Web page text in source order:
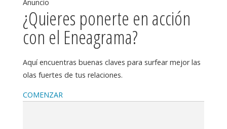
Anuncio
¿Quieres ponerte en acción
con el Eneagrama?
Aquí encuentras buenas claves para surfear mejor las
olas fuertes de tus relaciones.
COMENZAR